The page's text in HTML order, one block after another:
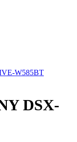
W585BT
DSX-